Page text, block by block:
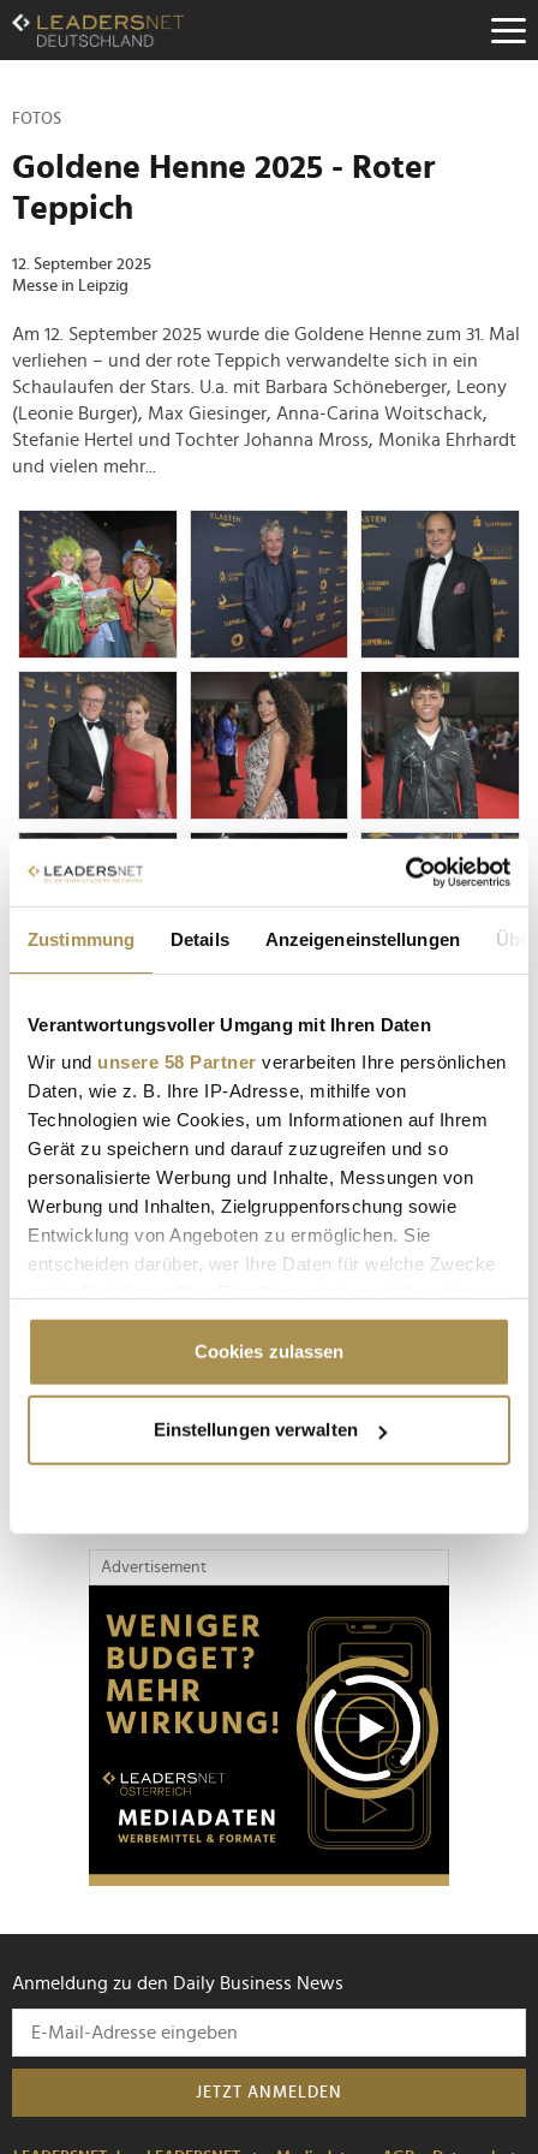
Zustimmung Details Anzeigeneinstellungen
Verantwortungsvoller Umgang mit Ihren Daten
Wir und unsere 58 Partner verarbeiten Ihre persönlichen
Daten, wie z. B. Ihre IP-Adresse, mithilfe von
Technologien wie Cookies, um Informationen auf Ihrem
Gerät zu speichern und darauf zuzugreifen und so
personalisierte Werbung und Inhalte, Messungen von
Werbung und Inhalten, Zielgruppenforschung sowie
Entwicklung von Angeboten zu ermöglichen. Sie
entscheiden darüber, wer Ihre Daten für welche Zwecke
Cookie-Erklärung oder durch Klicken auf das Privacy
Trigger Symbol ändern oder widerrufen
Informationen über Ihre geografische Lage
erfassen, welche bis auf einige Meter genau sein
bestimmten Merkmalen (Fingerprinting) identifizieren
Erfahren Sie mehr darüber, wie Ihre persönlichen Daten
verarbeitet werden, und legen Sie Ihre Präferenzen im
Abschnitt Einzelheitenfest.
Wir verwenden Cookies, um Inhalte und Anzeigen zu
personalisieren, Funktionen für soziale Medien anbieten
zu können und die Zugriffe auf unsere Website zu
analysieren. Außerdem geben wir Informationen zu Ihrer
Verwendung unserer Website an unsere Partner für
soziale Medien, Werbung und Analysen weiter. Unsere
Partner führen diese Informationen möglicherweise mit
haben oder die sie im Rahmen Ihrer Nutzung der Dienste
Cookies zulassen
Einstellungen verwalten
Zum
Inhalt
Zur
Navigation
Hauptnavigation
FOTOS
Goldene Henne 2025 - Roter
Teppich
12. September 2025
Messe in Leipzig
Am 12. September 2025 wurde die Goldene Henne zum 31. Mal
verliehen – und der rote Teppich verwandelte sich in ein
Schaulaufen der Stars. U.a. mit Barbara Schöneberger, Leony
(Leonie Burger), Max Giesinger, Anna-Carina Woitschack,
Stefanie Hertel und Tochter Johanna Mross, Monika Ehrhardt
und vielen mehr...
Advertisement
Anmeldung zu den Daily Business News
JETZT ANMELDEN